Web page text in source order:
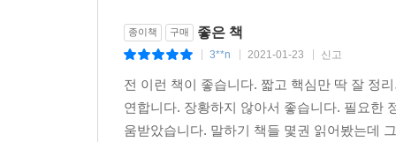
종이책 구매 좋은 책
3**n 2021-01-23 신고
전 이런 책이 좋습니다. 짧고 핵심만 딱 잘 정
연합니다. 장황하지 않아서 좋습니다. 필요한
움받았습니다. 말하기 책들 몇권 읽어봤는데